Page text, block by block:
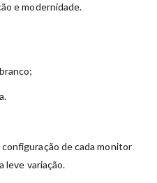
e modernidade.
configuração de cada monitor
leve variação.